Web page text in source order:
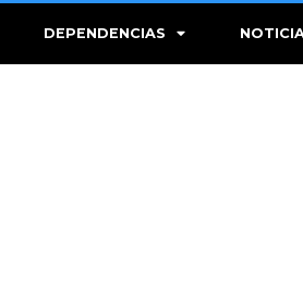
DEPENDENCIAS